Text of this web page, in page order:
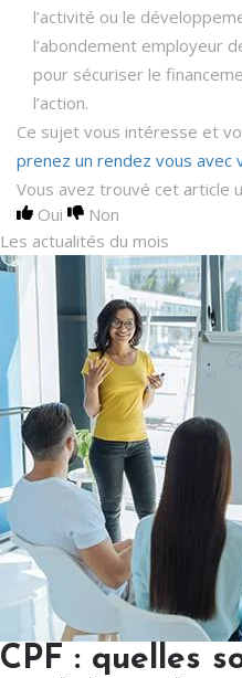
l’activité ou le
l’abondement employeur
pour sécuriser le
l’action.
Ce sujet vous intéresse et
prenez un rendez vous
Vous avez trouvé cet article
Oui
Non
Les actualités du mois
CPF : quelles